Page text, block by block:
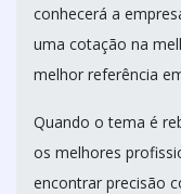
conhecerá a
uma cotação na
melhor referência
Quando o tema é
os melhores
encontrar precisão